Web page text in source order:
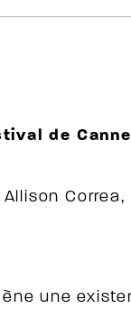
de
Correa,
une